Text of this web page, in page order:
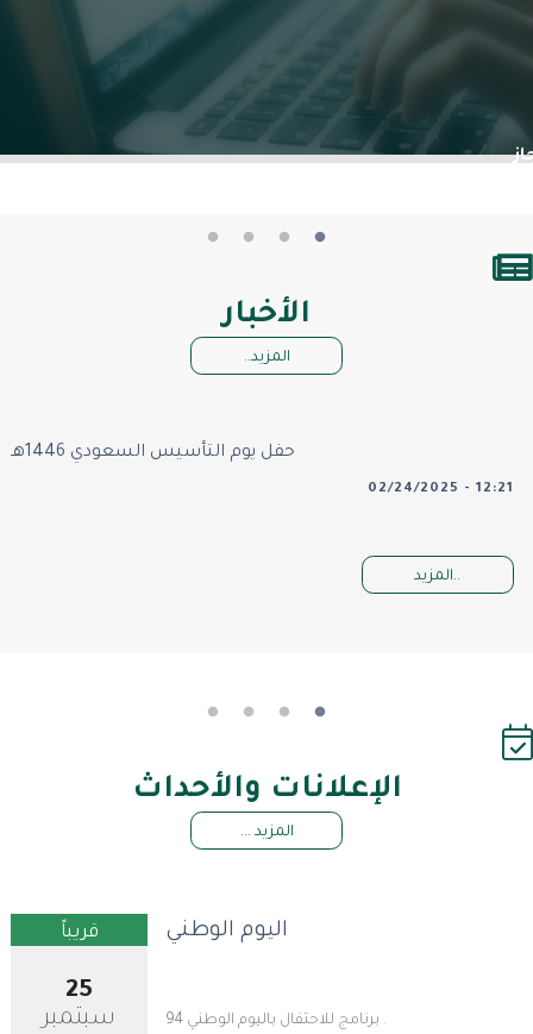
الأخبار
المزيد..
حفل يوم التأسيس السعودي 1446هـ
02/24/2025 - 12:21
الإعلانات والأحداث
المزيد ...
قريباً
25
سبتمبر
اليوم الوطني